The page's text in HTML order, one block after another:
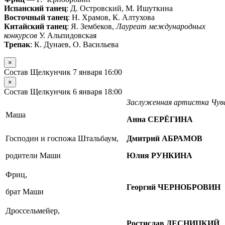
Испанский танец: Д. Островский, М. Ишуткина
Восточный танец: Н. Храмов, К. Алтухова
Китайский танец: Я. Зембеков,Лауреат международных
конкурсов У. Альпидовская
Трепак: К. Дунаев, О. Васильева
×
Состав Щелкунчик 7 января 16:00
×
Состав Щелкунчик 6 января 18:00
Маша
Заслуженная артистка
Анна СЕРЁГИНА
Господин и госпожа Штальбаум,
родители Маши
Дмитрий АБРАМОВ
Юлия РУНКИНА
Фриц,
брат Маши
Георгий ЧЕРНОБРОВИН
Дроссельмейер,